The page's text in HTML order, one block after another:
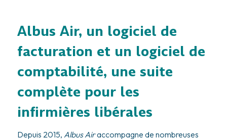
Albus Air, un logiciel de
facturation et un logiciel de
comptabilité, une suite
complète pour les
infirmières libérales
Depuis 2015, Albus Airaccompagne de nombreuses